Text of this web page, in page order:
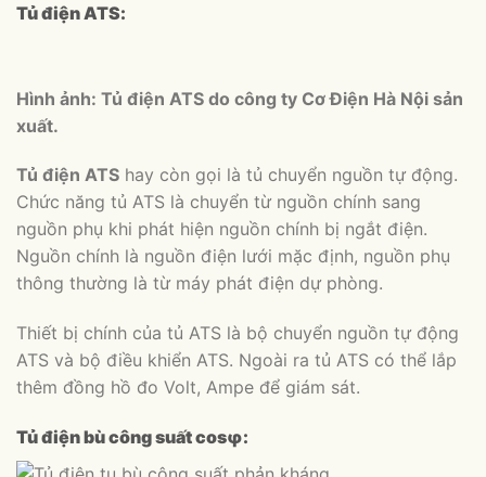
Tủ điện ATS:
Hình ảnh: Tủ điện ATS do công ty Cơ Điện Hà Nội sản
xuất.
Tủ điện ATS hay còn gọi là tủ chuyển nguồn tự động.
Chức năng tủ ATS là chuyển từ nguồn chính sang
nguồn phụ khi phát hiện nguồn chính bị ngắt điện.
Nguồn chính là nguồn điện lưới mặc định, nguồn phụ
thông thường là từ máy phát điện dự phòng.
Thiết bị chính của tủ ATS là bộ chuyển nguồn tự động
ATS và bộ điều khiển ATS. Ngoài ra tủ ATS có thể lắp
thêm đồng hồ đo Volt, Ampe để giám sát.
Tủ điện bù công suất cosφ: